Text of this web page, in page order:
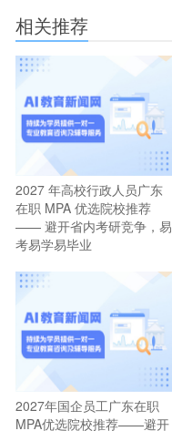
相关推荐
2027 年高校行政人员广东
在职 MPA 优选院校推荐
—— 避开省内考研竞争，易
考易学易毕业
2027年国企员工广东在职
MPA优选院校推荐——避开